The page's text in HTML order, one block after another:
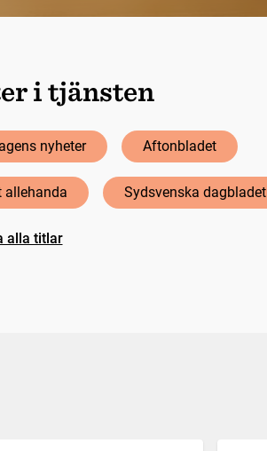
i tjänsten
nyheter Aftonbladet
allehanda Sydsvenska dagbladet
alla titlar